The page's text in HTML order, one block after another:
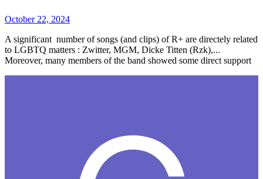
October 22, 2024
A significant number of songs (and clips) of R+ are directely related
to LGBTQ matters : Zwitter, MGM, Dicke Titten (Rzk),...
Moreover, many members of the band showed some direct support